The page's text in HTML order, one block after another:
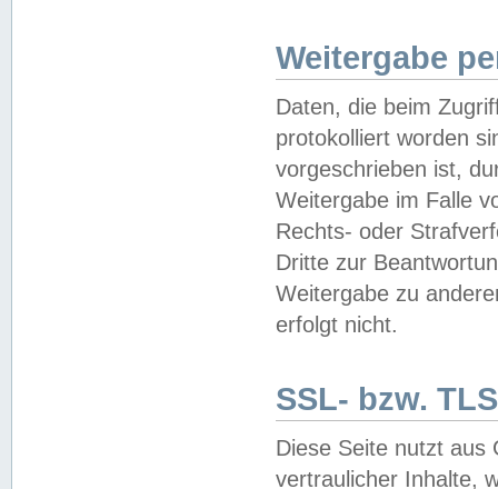
Weitergabe
Daten, die beim
protokolliert worden
vorgeschrieben ist,
Weitergabe im Falle
Rechts- oder
Dritte zur
Weitergabe zu
erfolgt nicht.
SSL- bzw.
Diese Seite nutzt aus
vertraulicher Inhalte,